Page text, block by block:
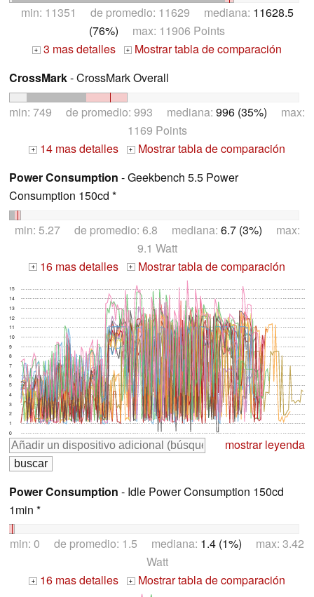
min: 11351 de promedio: 11629 mediana: 11628.5
(76%) max: 11906 Points
+ 3 mas detalles +
Mostrar tabla de comparación
CrossMark- CrossMark Overall
min: 749 de promedio: 993 mediana: 996 (35%) max:
1169 Points
+ 14 mas detalles + Mostrar tabla de comparación
Power Consumption - Geekbench 5.5 Power
Consumption 150cd *
min: 5.27 de promedio: 6.8 mediana: 6.7 (3%) max:
9.1 Watt
+ 16 mas detalles + Mostrar tabla de comparación
0
1
2
3
4
5
6
7
8
9
10
11
12
13
14
15
mostrar leyenda
Power Consumption - Idle Power Consumption 150cd
1min *
min: 0 de promedio: 1.5 mediana: 1.4 (1%) max: 3.42
Watt
+ 16 mas detalles + Mostrar tabla de comparación